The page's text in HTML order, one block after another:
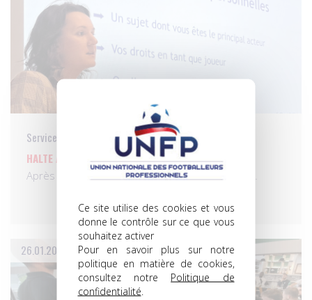
Ce site utilise des cookies et vous
donne le contrôle sur ce que vous
souhaitez activer
Pour en savoir plus sur notre
politique en matière de cookies,
consultez notre Politique de
confidentialité
Services aux pros
HALTE À AUXERRE
Après Brest et Le Mans la semaine passée, les…
26.01.2024